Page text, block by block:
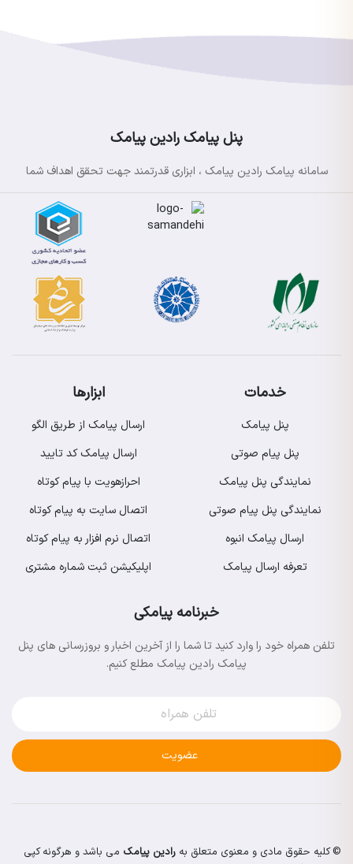
پنل پیامک رادین پیامک
سامانه پیامک رادین پیامک ، ابزاری قدرتمند جهت تحقق اهداف شما
خدمات
پنل پیامک
پنل پیام صوتی
نمایندگی پنل پیامک
نمایندگی پنل پیام صوتی
ارسال پیامک انبوه
تعرفه ارسال پیامک
ابزارها
ارسال پیامک از طریق الگو
ارسال پیامک کد تایید
احرازهویت با پیام کوتاه
اتصال سایت به پیام کوتاه
اتصال نرم افزار به پیام کوتاه
اپلیکیشن ثبت شماره مشتری
خبرنامه پیامکی
تلفن همراه خود را وارد کنید تا شما را از آخرین اخبار و بروزرسانی های پنل
پیامک رادین پیامک مطلع کنیم.
عضویت
© کلیه حقوق مادی و معنوی متعلق به رادین پیامک می باشد و هرگونه کپی